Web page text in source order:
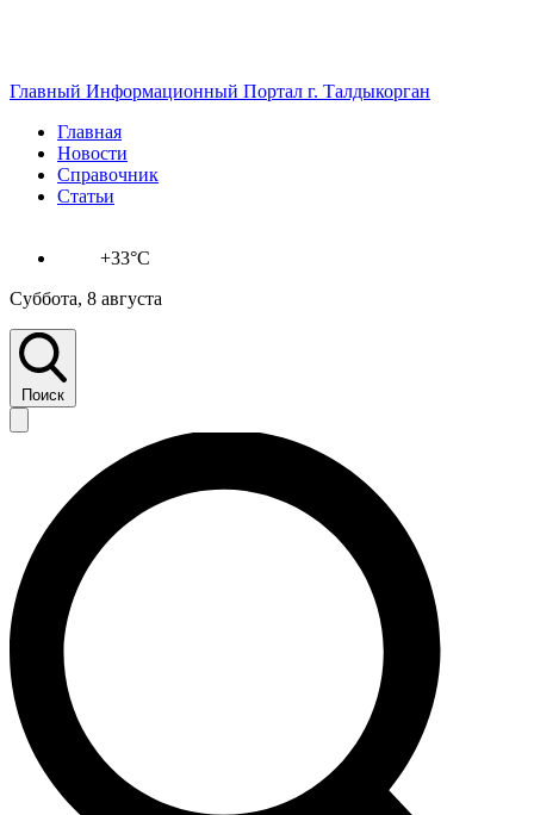
Главный Информационный Портал г. Талдыкорган
Главная
Новости
Справочник
Статьи
+33°C
Суббота, 8 августа
Поиск